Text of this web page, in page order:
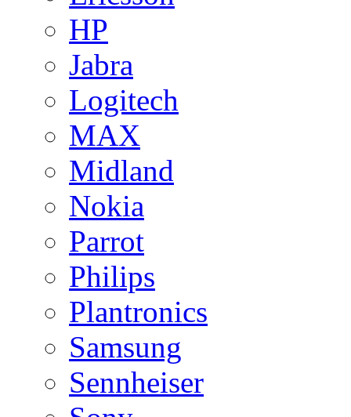
HP
Jabra
Logitech
MAX
Midland
Nokia
Parrot
Philips
Plantronics
Samsung
Sennheiser